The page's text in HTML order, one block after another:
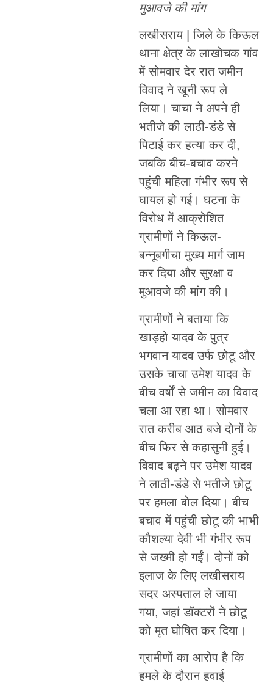
मुआवजे की मांग
लखीसराय | जिले के किऊल
थाना क्षेत्र के लाखोचक गांव
में सोमवार देर रात जमीन
विवाद ने खूनी रूप ले
लिया। चाचा ने अपने ही
भतीजे की लाठी-डंडे से
पिटाई कर हत्या कर दी,
जबकि बीच-बचाव करने
पहुंची महिला गंभीर रूप से
घायल हो गई। घटना के
विरोध में आक्रोशित
ग्रामीणों ने किऊल-
बन्नूबगीचा मुख्य मार्ग जाम
कर दिया और सुरक्षा व
मुआवजे की मांग की।
ग्रामीणों ने बताया कि
खाड़हो यादव के पुत्र
भगवान यादव उर्फ छोटू और
उसके चाचा उमेश यादव के
बीच वर्षों से जमीन का विवाद
चला आ रहा था। सोमवार
रात करीब आठ बजे दोनों के
बीच फिर से कहासुनी हुई।
विवाद बढ़ने पर उमेश यादव
ने लाठी-डंडे से भतीजे छोटू
पर हमला बोल दिया। बीच
बचाव में पहुंची छोटू की भाभी
कौशल्या देवी भी गंभीर रूप
से जख्मी हो गईं। दोनों को
इलाज के लिए लखीसराय
सदर अस्पताल ले जाया
गया, जहां डॉक्टरों ने छोटू
को मृत घोषित कर दिया।
ग्रामीणों का आरोप है कि
हमले के दौरान हवाई